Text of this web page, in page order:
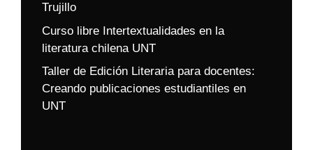
Trujillo
Curso libre Intertextualidades en la
literatura chilena UNT
Taller de Edición Literaria para docentes:
Creando publicaciones estudiantiles en
UNT